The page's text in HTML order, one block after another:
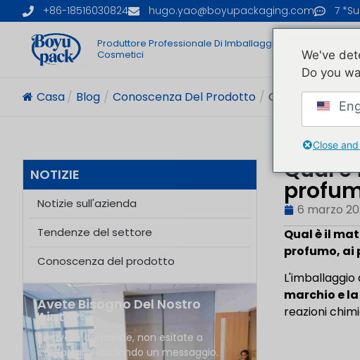
+86-18516030824 hugo.yao@boyupackaging.com 7
Produttore Professionale Di Imballaggi
Cosmetici
CASA
Casa / Blog / Conoscenza Del Prodotto / Qual È La
NOTIZIE
Notizie sull'azienda
Tendenze del settore
Conoscenza del prodotto
Avete Bisogno Del Nostro
Aiuto?
Se avete domande, non esitate a
contattarci lasciando un messaggio.
Qual
6 marzo
Qual è il
profumo, ai
L'imballaggio
marchio e
reazioni
We've
Do you
Close